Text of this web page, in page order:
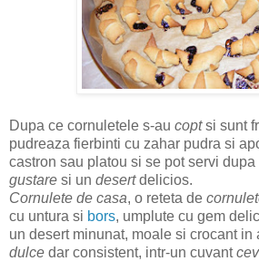
Dupa ce cornuletele s-au coptsi sunt
pudreaza fierbinti cu zahar pudra si
castron sau platou si se pot servi
gustare si un desertdelicios.
Cornulete de casa, o reteta de
cu untura si bors, umplute cu gem
un desert minunat, moale si crocant in
dulce dar consistent, intr-un cuvant